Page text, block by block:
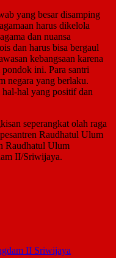
yang besar disamping
harus dikelola
dan nuansa
dan harus bisa bergaul
kebangsaan karena
ini. Para santri
negara yang berlaku.
hal yang positif dan
seperangkat olah raga
Raudhatul Ulum
Raudhatul Ulum
II/Sriwijaya.
II Sriwijaya